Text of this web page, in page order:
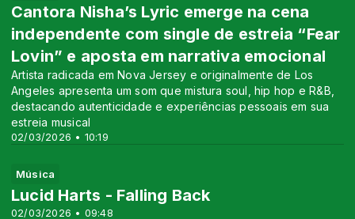
02/03/2026 • 10:19
Cantora Nisha’s Lyric emerge na cena
independente com single de estreia “Fear
Lovin” e aposta em narrativa emocional
Artista radicada em Nova Jersey e originalmente de Los
Angeles apresenta um som que mistura soul, hip hop e R&B,
destacando autenticidade e experiências pessoais em sua
estreia musical
Música
02/03/2026 • 09:48
Lucid Harts - Falling Back